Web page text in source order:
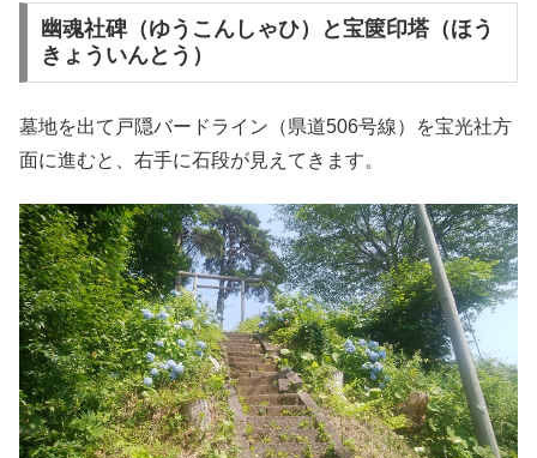
幽魂社碑（ゆうこんしゃひ）と宝篋印塔（ほう
きょういんとう）
墓地を出て戸隠バードライン（県道506号線）を宝光社方
面に進むと、右手に石段が見えてきます。